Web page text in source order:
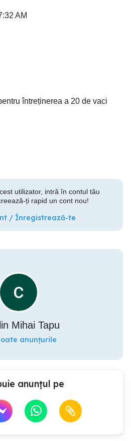
AM
întreținerea a 20 de vaci
utilizator, intră în contul tău
ți rapid un cont nou!
/ Înregistrează-te
Mihai Tapu
anunțurile
anunțul pe